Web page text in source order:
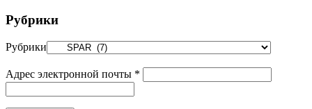
Рубрики
Рубрики
Адрес электронной почты *